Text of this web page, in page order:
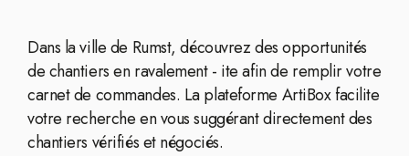
Dans la ville de Rumst, découvrez des opportunités
de chantiers en ravalement - ite afin de remplir votre
carnet de commandes. La plateforme ArtiBox facilite
votre recherche en vous suggérant directement des
chantiers vérifiés et négociés.